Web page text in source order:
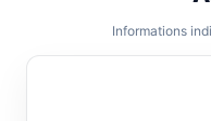
Informations